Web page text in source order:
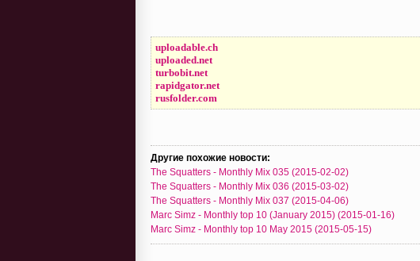
uploadable.ch
uploaded.net
turbobit.net
rapidgator.net
rusfolder.com
Другие похожие новости:
The Squatters - Monthly Mix 035 (2015-02-02)
The Squatters - Monthly Mix 036 (2015-03-02)
The Squatters - Monthly Mix 037 (2015-04-06)
Marc Simz - Monthly top 10 (January 2015) (2015-01-16)
Marc Simz - Monthly top 10 May 2015 (2015-05-15)